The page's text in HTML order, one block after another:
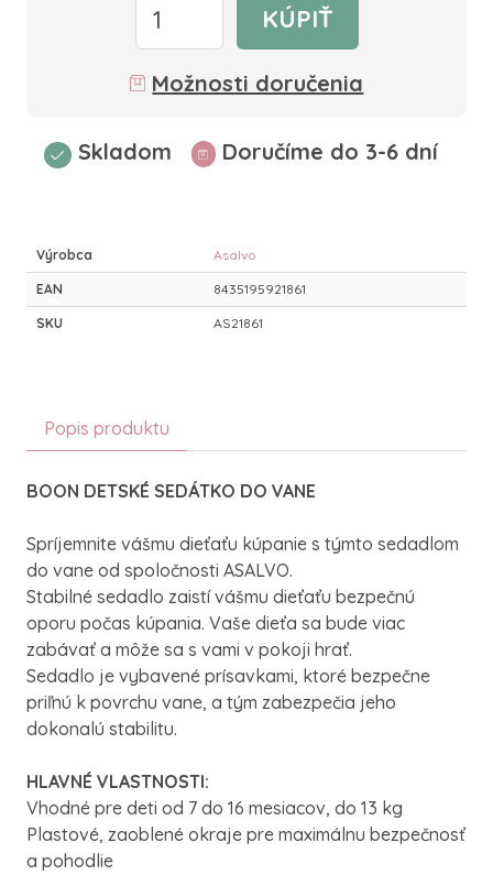
KÚPIŤ
Možnosti doručenia
Skladom Doručíme do 3-6 dní
Výrobca Asalvo
EAN 8435195921861
SKU AS21861
Popis produktu
BOON DETSKÉ SEDÁTKO DO VANE
Spríjemnite vášmu dieťaťu kúpanie s týmto sedadlom
do vane od spoločnosti ASALVO.
Stabilné sedadlo zaistí vášmu dieťaťu bezpečnú
oporu počas kúpania. Vaše dieťa sa bude viac
zabávať a môže sa s vami v pokoji hrať.
Sedadlo je vybavené prísavkami, ktoré bezpečne
priľnú k povrchu vane, a tým zabezpečia jeho
dokonalú stabilitu.
HLAVNÉ VLASTNOSTI:
Vhodné pre deti od 7 do 16 mesiacov, do 13 kg
Plastové, zaoblené okraje pre maximálnu bezpečnosť
a pohodlie